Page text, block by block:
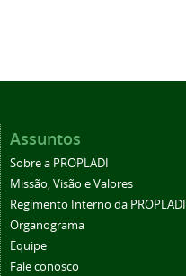
Assuntos
Sobre a PROPLADI
Missão, Visão e Valores
Regimento Interno da PROPLADI
Organograma
Equipe
Fale conosco